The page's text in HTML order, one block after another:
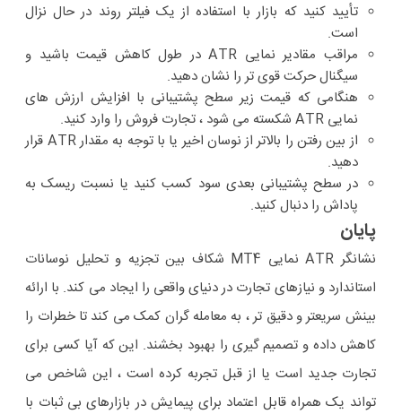
تأیید کنید که بازار با استفاده از یک فیلتر روند در حال نزال
است.
مراقب مقادیر نمایی ATR در طول کاهش قیمت باشید و
سیگنال حرکت قوی تر را نشان دهید.
هنگامی که قیمت زیر سطح پشتیبانی با افزایش ارزش های
نمایی ATR شکسته می شود ، تجارت فروش را وارد کنید.
از بین رفتن را بالاتر از نوسان اخیر یا با توجه به مقدار ATR قرار
دهید.
در سطح پشتیبانی بعدی سود کسب کنید یا نسبت ریسک به
پاداش را دنبال کنید.
پایان
نشانگر ATR نمایی MT4 شکاف بین تجزیه و تحلیل نوسانات
استاندارد و نیازهای تجارت در دنیای واقعی را ایجاد می کند. با ارائه
بینش سریعتر و دقیق تر ، به معامله گران کمک می کند تا خطرات را
کاهش داده و تصمیم گیری را بهبود بخشند. این که آیا کسی برای
تجارت جدید است یا از قبل تجربه کرده است ، این شاخص می
تواند یک همراه قابل اعتماد برای پیمایش در بازارهای بی ثبات با